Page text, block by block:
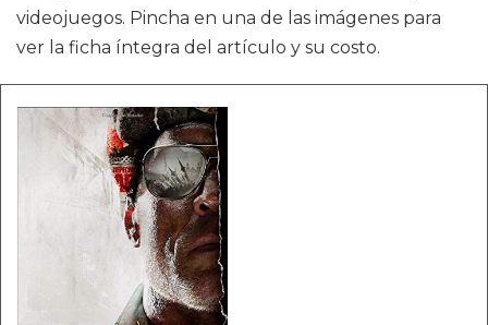
videojuegos. Pincha en una de las imágenes para
ver la ficha íntegra del artículo y su costo.